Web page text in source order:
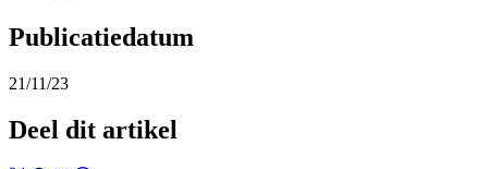
Publicatiedatum
21/11/23
Deel dit artikel